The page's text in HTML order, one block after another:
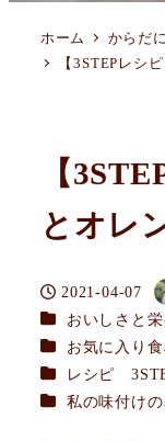
ホーム からだ
【3STEPレシ
【
とオレ
投稿日
2021-04-07
カテゴリー
おいしさと
カテゴリー
お気に入り
カテゴリー
レシピ
カテゴリー
私の味付けの